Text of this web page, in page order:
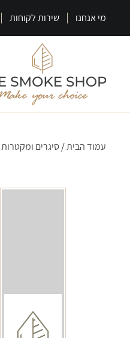
מי אנחנו שירות לקוחות
עמוד הבית/סיגרים ומקטרות